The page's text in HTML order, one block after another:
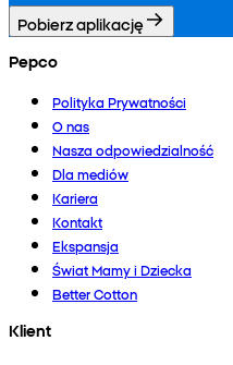
Pobierz aplikację
Pepco
Polityka Prywatności
O nas
Nasza odpowiedzialność
Dla mediów
Kariera
Kontakt
Ekspansja
Świat Mamy i Dziecka
Better Cotton
Klient